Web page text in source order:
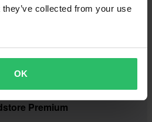
collected from your use
OK
Premium